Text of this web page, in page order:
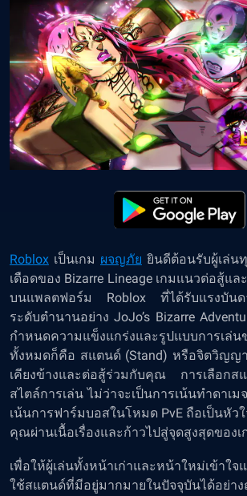
Roblox เป็นเกม ผจญภัย ยินดีต้อนรับผู้เล่น
เดือดของ Bizarre Lineage เกมแนวต่อสู้แล
บนแพลตฟอร์ม Roblox ที่ได้รับแรงบันด
ระดับตำนานอย่าง JoJo’s Bizarre
กำหนดความแข็งแกร่งและรูปแบบการเล่น
ทั้งหมดก็คือ สแตนด์ (Stand) หรือจิตวิญ
เคียงข้างและต่อสู้ร่วมกับคุณ การเลือกส
สไตล์การเล่น ไม่ว่าจะเป็นการเน้นทำดาเ
เน้นการฟาร์มบอสในโหมด PvE ถือเป็นหัว
คุณผ่านเนื้อเรื่องและก้าวไปสู่จุดสูงสุดของเ
เพื่อให้ผู้เล่นทั้งหน้าเก่าและหน้าใหม่เข้าใจ
ใช้สแตนด์ที่มีอยู่มากมายในปัจจุบันได้อย่า